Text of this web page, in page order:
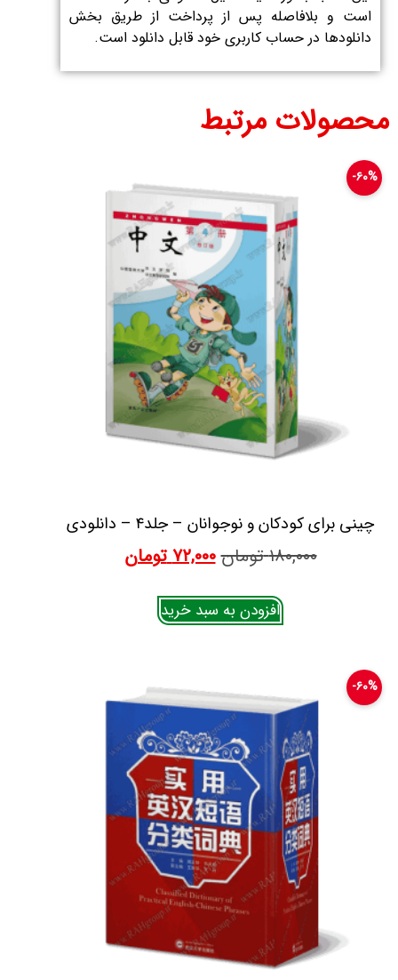
است و بلافاصله پس از پرداخت از طریق بخش
دانلود‌ها در حساب کاربری خود قابل دانلود است.
محصولات مرتبط
۶۰%-
چینی برای کودکان و نوجوانان – جلد۴ – دانلودی
۱۸۰,۰۰۰تومان۷۲,۰۰۰تومان
افزودن به سبد خرید
۶۰%-